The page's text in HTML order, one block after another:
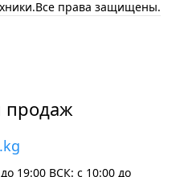
права защищены.
продаж
19:00 ВСК: с 10:00 до